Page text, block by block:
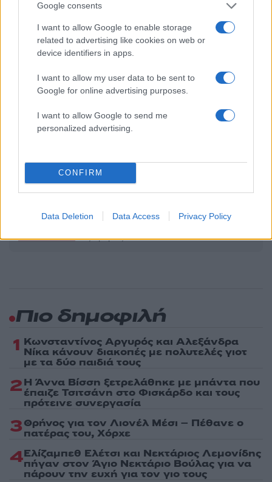
Google consents
I want to allow Google to enable storage
related to advertising like cookies on web or
device identifiers in apps.
I want to allow my user data to be sent to
Google for online advertising purposes.
I want to allow Google to send me
personalized advertising.
CONFIRM
Data Deletion Data Access Privacy Policy
Υποβολή σχολίου
Όροι Χρήσης. Το site προστατεύεται από reCAPTCHA, ισχύουν
Πολιτική Απορρήτου
& Όροι Χρήσης
LEPAS
Share:
Ακολουθήστε το Νewsit.gr στοGoogle Newsκαι
τελευταία νέατης ημέρας
Πιο δημοφιλή
1 Κωνσταντίνος Αργυρός και Αλεξάνδρα
Νίκα κάνουν διακοπές με πολυτελές γιοτ
με τα δύο παιδιά τους
2Η Άννα Βίσση ξετρελάθηκε με μπάντα που
έπαιζε Τσιτσάνη στο Φισκάρδο και τους
πρότεινε συνεργασία
3Θρήνος για τον Λιονέλ Μέσι – Πέθανε ο
πατέρας του, Χόρχε
4Ελίζαμπεθ Ελέτσι και Νεκτάριος Λεμονίδης
πήγαν στον Άγιο Νεκτάριο Βούλας για να
πάρουν την ευχή για τον γιο τους